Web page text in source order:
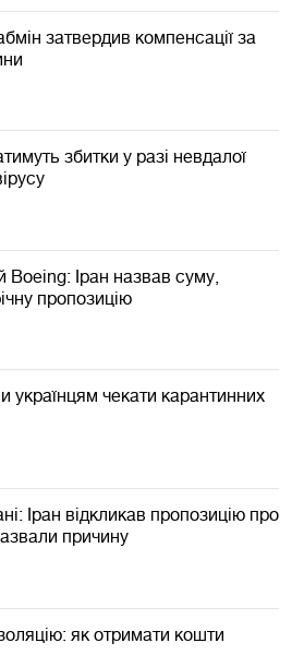
затвердив компенсації за
збитки у разі невдалої
Boeing: Іран назвав суму,
пропозицію
чекати карантинних
Іран відкликав пропозицію про
причину
як отримати кошти